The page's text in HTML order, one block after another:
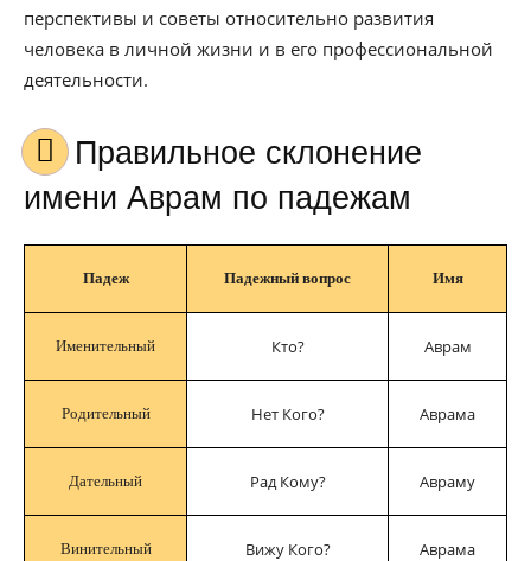
перспективы и советы относительно развития
человека в личной жизни и в его профессиональной
деятельности.
Правильное склонение
имени Аврам по падежам
Падеж Падежный вопрос Имя
Именительный Кто? Аврам
Родительный Нет Кого? Аврама
Дательный Рад Кому? Авраму
Винительный Вижу Кого? Аврама